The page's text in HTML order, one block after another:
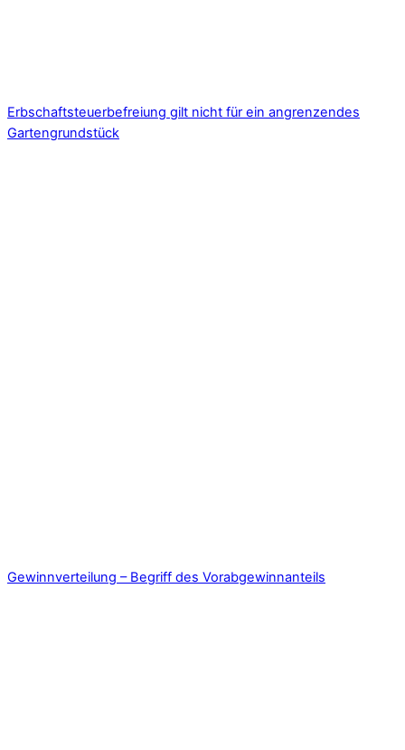
Erbschaftsteuerbefreiung gilt nicht für ein angrenzendes
Gartengrundstück
Gewinnverteilung – Begriff des Vorabgewinnanteils